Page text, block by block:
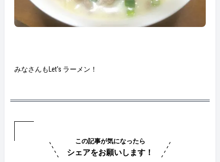
みなさんもLet's ラーメン！
この記事が気になったら
シェアをお願いします！